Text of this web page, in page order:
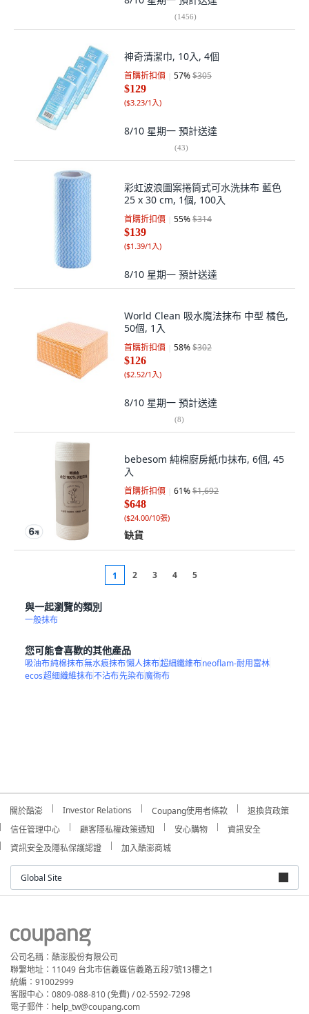
(1456)
神奇清潔巾, 10入, 4個
首購折扣價 57%$305
$129
($3.23/1入)
8/10 星期一 預計送達
(43)
彩虹波浪圖案捲筒式可水洗抹布 藍色
25 x 30 cm, 1個, 100入
首購折扣價 55%$314
$139
($1.39/1入)
8/10 星期一 預計送達
World Clean 吸水魔法抹布 中型 橘色,
50個, 1入
首購折扣價 58%$302
$126
($2.52/1入)
8/10 星期一 預計送達
(8)
bebesom 純棉廚房紙巾抹布, 6個, 45
入
首購折扣價 61%$1,692
$648
($24.00/10張)
缺貨
1 2 3 4 5
與一起瀏覽的類別
一般抹布
您可能會喜歡的其他產品
吸油布純棉抹布無水痕抹布懶人抹布超細纖維布neoflam-耐用富林
ecos超細纖維抹布不沾布先染布魔術布
關於酷澎 Investor Relations Coupang使用者條款
退換貨政策
信任管理中心
顧客隱私權政策通知 安心購物
資訊安全
資訊安全及隱私保護認證
加入酷澎商城
Global Site
公司名稱：酷澎股份有限公司
聯繫地址：11049 台北市信義區信義路五段7號13樓之1
統編：91002999
客服中心：0809-088-810 (免費) / 02-5592-7298
電子郵件：help_tw@coupang.com